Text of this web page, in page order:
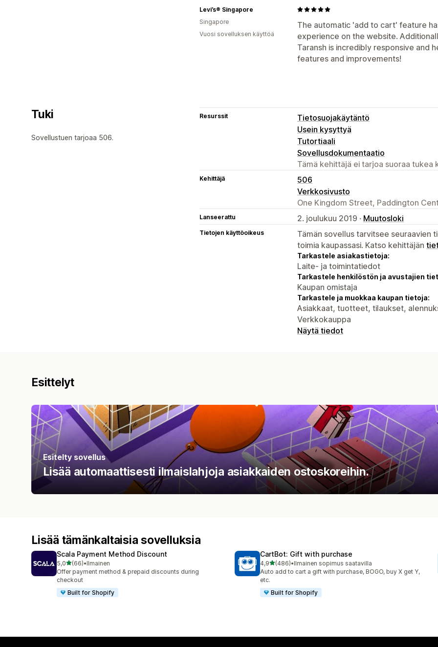
The automatic 'add to cart' feature
experience on the website.
Taransh is incredibly responsive and
features and improvements!
Levi’s® Singapore
Singapore
Vuosi sovelluksen käyttöä
Tuki
Sovellustuen tarjoaa 506.
Resurssit
Tietosuojakäytäntö
Usein kysyttyä
Tutortiaali
Sovellusdokumentaatio
Tämä kehittäjä ei tarjoa suoraa tukea
Kehittäjä
506
Verkkosivusto
One Kingdom Street, Paddington
Lanseerattu 2. joulukuu 2019 · Muutosloki
Tietojen käyttöoikeus
Tämän sovellus tarvitsee
toimia kaupassasi. Katso kehittäjän
Tarkastele asiakastietoja:
Laite- ja toimintatiedot
Tarkastele henkilöstön ja avustajien
Kaupan omistaja
Tarkastele ja muokkaa kaupan tietoja:
Asiakkaat, tuotteet, tilaukset,
Verkkokauppa
Näytä tiedot
Esittelyt
Esitelty sovellus
Lisää automaattisesti ilmaislahjoja asiakkaiden ostoskoreihin.
Lisää tämänkaltaisia sovelluksia
Scala Payment Method Discount
5,0/ 5 tähteä
(66)
66 arvostelua yhteensä
•Ilmainen
Offer payment method & prepaid discounts during
checkout
Built for Shopify
CartBot: Gift with purchase
4,9/ 5 tähteä
(486)
486 arvostelua yhteensä
•Ilmainen sopimus saatavilla
Auto add to cart a gift with purchase, BOGO, buy X get Y,
etc.
Built for Shopify